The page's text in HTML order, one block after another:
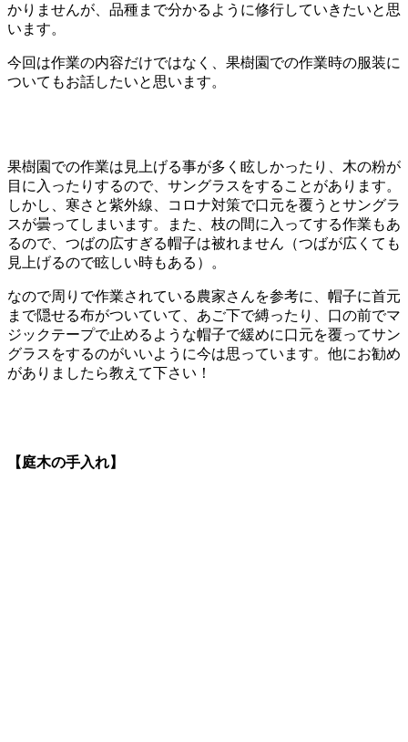
かりませんが、品種まで分かるように修行していきたいと思
います。
今回は作業の内容だけではなく、果樹園での作業時の服装に
ついてもお話したいと思います。
果樹園での作業は見上げる事が多く眩しかったり、木の粉が
目に入ったりするので、サングラスをすることがあります。
しかし、寒さと紫外線、コロナ対策で口元を覆うとサングラ
スが曇ってしまいます。また、枝の間に入ってする作業もあ
るので、つばの広すぎる帽子は被れません（つばが広くても
見上げるので眩しい時もある）。
なので周りで作業されている農家さんを参考に、帽子に首元
まで隠せる布がついていて、あご下で縛ったり、口の前でマ
ジックテープで止めるような帽子で緩めに口元を覆ってサン
グラスをするのがいいように今は思っています。他にお勧め
がありましたら教えて下さい！
【庭木の手入れ】